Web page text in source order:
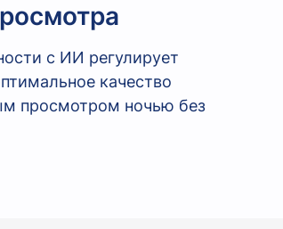
с ИИ регулирует
качество
просмотром ночью без